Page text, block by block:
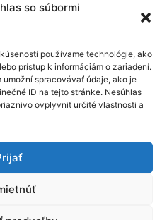
so súbormi
používame technológie, ako
prístup k informáciám o zariadení.
spracovávať údaje, ako je
ID na tejto stránke. Nesúhlas
ovplyvniť určité vlastnosti a
Možnosti